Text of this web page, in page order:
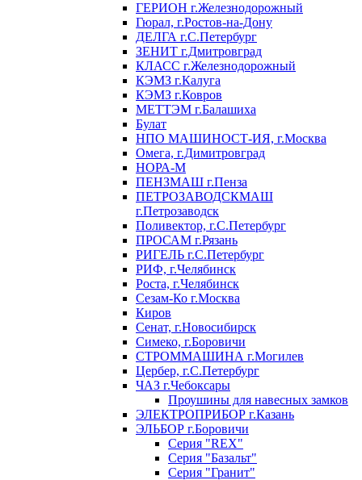
ГЕРИОН г.Железнодорожный
Гюрал, г.Ростов-на-Дону
ДЕЛГА г.С.Петербург
ЗЕНИТ г.Дмитровград
КЛАСС г.Железнодорожный
КЭМЗ г.Калуга
КЭМЗ г.Ковров
МЕТТЭМ г.Балашиха
Булат
НПО МАШИНОСТ-ИЯ, г.Москва
Омега, г.Димитровград
НОРА-М
ПЕНЗМАШ г.Пенза
ПЕТРОЗАВОДСКМАШ
г.Петрозаводск
Поливектор, г.С.Петербург
ПРОСАМ г.Рязань
РИГЕЛЬ г.С.Петербург
РИФ, г.Челябинск
Роста, г.Челябинск
Сезам-Ко г.Москва
Киров
Сенат, г.Новосибирск
Симеко, г.Боровичи
СТРОММАШИНА г.Могилев
Цербер, г.С.Петербург
ЧАЗ г.Чебоксары
Проушины для навесных замков
ЭЛЕКТРОПРИБОР г.Казань
ЭЛЬБОР г.Боровичи
Серия "REX"
Серия "Базальт"
Серия "Гранит"